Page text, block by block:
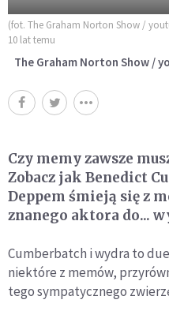
(fot. The Graham Norton Show /
10 lat temu
The Graham Norton Show /
Czy memy zawsze
Zobacz jak Benedict
Deppem śmieją się z
znanego aktora do...
Cumberbatch i wydra to
niektóre z memów,
tego sympatycznego